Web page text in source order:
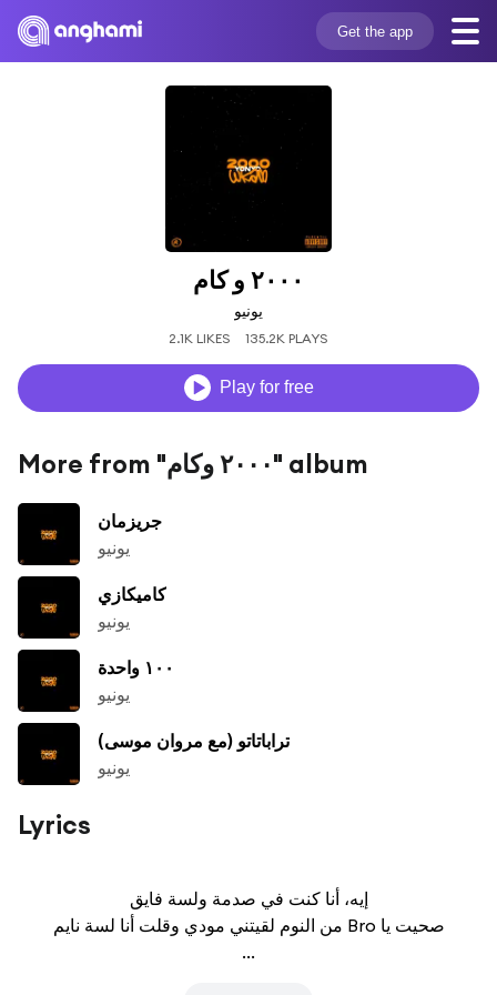
Get the app
٢٠٠٠ و كام
يونيو
2.1K LIKES 135.2K PLAYS
Play for free
More from "٢٠٠٠ وكام" album
جريزمان
يونيو
كاميكازي
يونيو
١٠٠ واحدة
يونيو
تراباتاتو (مع مروان موسى)
يونيو
Lyrics
إيه، أنا كنت في صدمة ولسة فايق
من النوم لقيتني مودي وقلت أنا لسة نايم Bro صحيت يا
...